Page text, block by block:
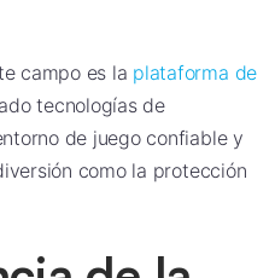
campo es la plataforma de
tecnologías de
de juego confiable y
como la protección